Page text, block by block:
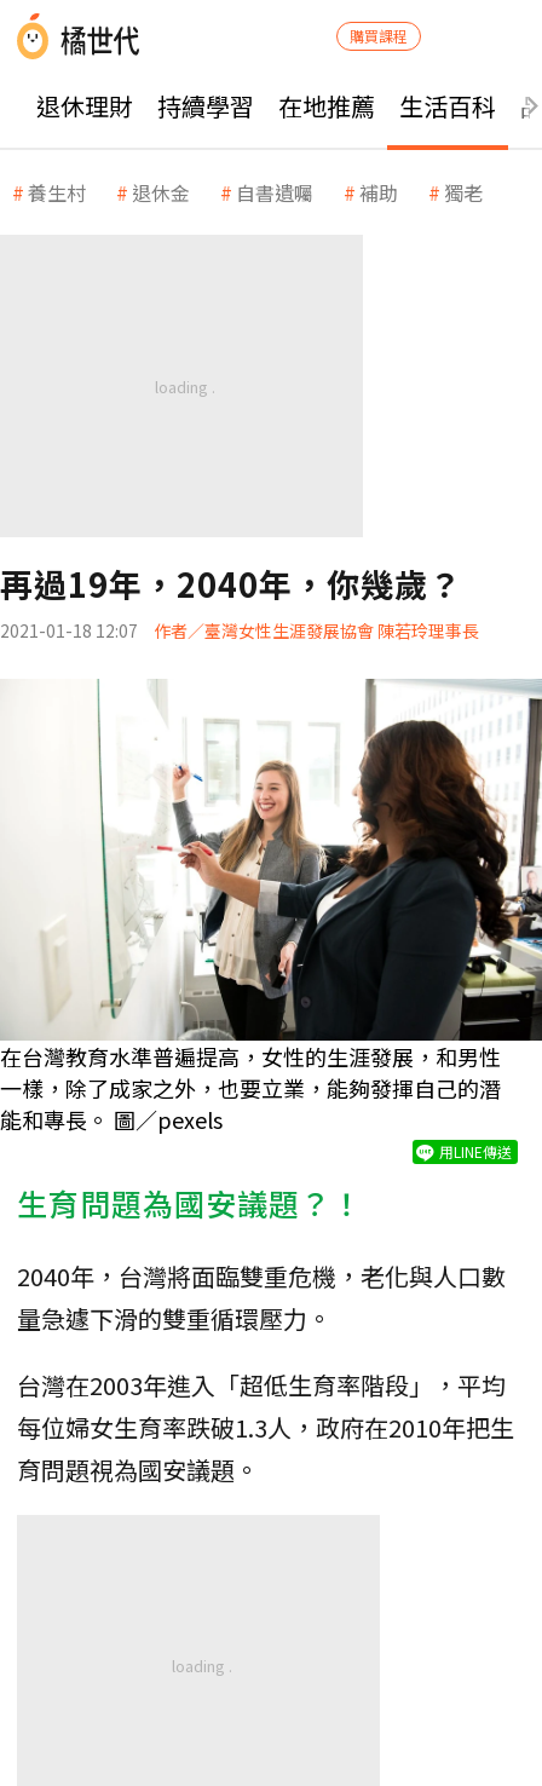
購買課程
退休理財 持續學習 在地推薦 生活百科
養生村 退休金 自書遺囑 補助 獨老
再過19年，2040年，你幾歲？
2021-01-18 12:07 作者／臺灣女性生涯發展協會 陳若玲理事長
在台灣教育水準普遍提高，女性的生涯發展，和男性
一樣，除了成家之外，也要立業，能夠發揮自己的潛
能和專長。 圖／pexels
用LINE傳送
生育問題為國安議題？！
2040年，台灣將面臨雙重危機，老化與人口數
量急遽下滑的雙重循環壓力。
台灣在2003年進入「超低生育率階段」，平均
每位婦女生育率跌破1.3人，政府在2010年把生
育問題視為國安議題。